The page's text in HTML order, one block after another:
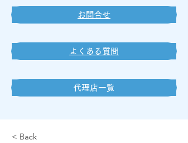
お問合せ
よくある質問
代理店一覧
< Back